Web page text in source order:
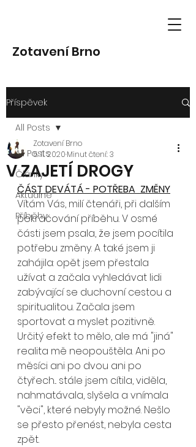
Zotavení Brno
Příspěvek
All Posts
Články
Aktuálně
Příběhy
All Posts
V ZAJETÍ DROGY
Zotavení Brno
5. 11. 2020 Minut čtení: 3
ČÁST DEVÁTÁ - POTŘEBA  ZMĚNY
Vítám Vás, milí čtenáři, při dalším
pokračování příběhu. V osmé
části jsem psala, že jsem pocítila
potřebu změny. A také jsem ji
zahájila: opět jsem přestala
užívat a začala vyhledávat lidi
zabývající se duchovní cestou a
spiritualitou. Začala jsem
sportovat a myslet pozitivně.
Určitý efekt to mělo, ale má "jiná"
realita mě neopouštěla. Ani po
měsíci ani po dvou ani po
čtyřech... stále jsem cítila, viděla,
nahmatávala, slyšela a vnímala
"věci", které nebyly možné. Nešlo
se přesto přenést, nebyla cesta
zpět.